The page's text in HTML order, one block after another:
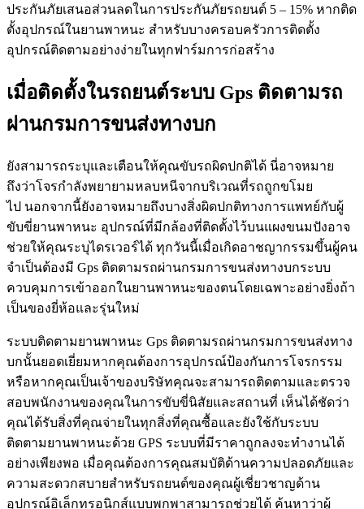
ประกันภัยเสนอส่วนลดในการประกันภัยรถยนต์ 5 – 15% หากติด
ตั้งอุปกรณ์ในยานพาหนะ สำหรับบางครอบครัวการติดตั้ง
อุปกรณ์ติดตามอย่างง่ายในทุกฟาร์มการก่อสร้าง
เมื่อติดตั้งในรถยนต์ระบบ Gps ติดตามรถ
ผ่านกรมการขนส่งทางบก
ยังสามารถระบุและเตือนให้คุณขับรถผิดปกติได้ นี่อาจหมาย
ถึงว่าโจรกำลังพยายามหลบหนีจากบริเวณที่รถถูกขโมย
ไป นอกจากนี้ยังอาจหมายถึงบางสิ่งผิดปกติทางการแพทย์กับผู้
ขับขี่ยานพาหนะ อุปกรณ์ที่มีกล้องที่ติดตั้งไว้บนแผงขนมปังอาจ
ช่วยให้คุณระบุไดรเวอร์ได้ ทุกวันนี้เมื่อเกิดอาชญากรรมขึ้นผู้คน
จำเป็นต้องมี Gps ติดตามรถผ่านกรมการขนส่งทางบกระบบ
ควบคุมการเข้าออกในยานพาหนะของตนโดยเฉพาะอย่างยิ่งถ้า
เป็นของยี่ห้อและรุ่นใหม่
ระบบติดตามยานพาหนะ Gps ติดตามรถผ่านกรมการขนส่งทาง
บกนั้นยอดเยี่ยมหากคุณต้องการอุปกรณ์ป้องกันการโจรกรรม
หรือหากคุณเป็นเจ้าของบริษัทคุณจะสามารถติดตามและตรวจ
สอบพนักงานของคุณในการขับขี่นิสัยและสถานที่ เห็นได้ชัดว่า
คุณได้รับสิ่งที่คุณจ่ายในทุกสิ่งที่คุณซื้อและยังใช้กับระบบ
ติดตามยานพาหนะด้วย GPS ระบบที่มีราคาถูกลงจะทำงานได้
อย่างเพียงพอ เมื่อคุณต้องการคุณสมบัติด้านความปลอดภัยและ
ความสะดวกสบายสำหรับรถยนต์ของคุณผู้เชี่ยวชาญด้าน
อุปกรณ์อิเล็กทรอนิกส์แบบพกพาสามารถช่วยได้ ค้นหาว่าผู้